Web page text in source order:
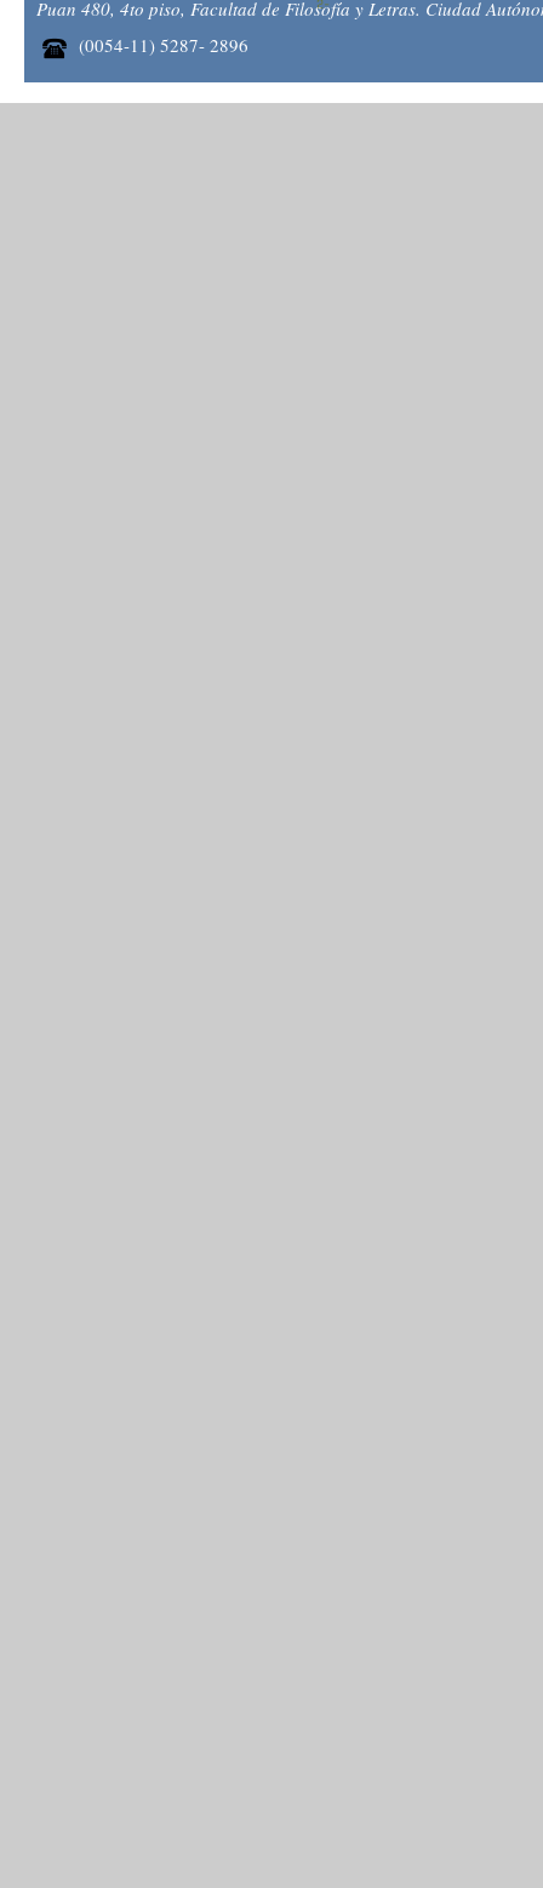
Puan 480, 4to piso, Facultad de Filosofía y Letras. Ciudad
(0054-11) 5287- 2896